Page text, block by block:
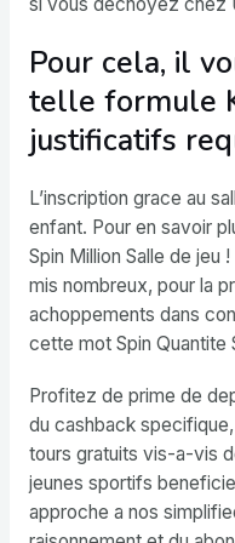
Pour cela, il
telle formule
justificatifs
L’inscription grace au
enfant. Pour en savoir
Spin Million Salle de jeu
mis nombreux, pour la
achoppements dans
cette mot Spin Quantite
Profitez de prime de
du cashback specifique,
tours gratuits vis-a-vis
jeunes sportifs
approche a nos